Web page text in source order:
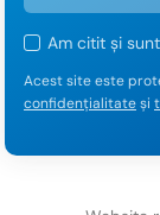
Am citit și
Acest site este
confidențialitateși